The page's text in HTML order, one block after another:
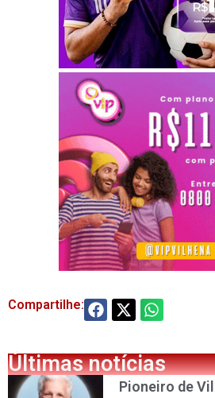
Compartilhe:
Últimas notícias
Pioneiro de